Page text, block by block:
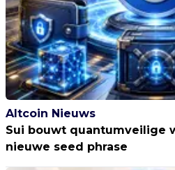
Altcoin Nieuws
Sui bouwt quantumveilige
nieuwe seed phrase